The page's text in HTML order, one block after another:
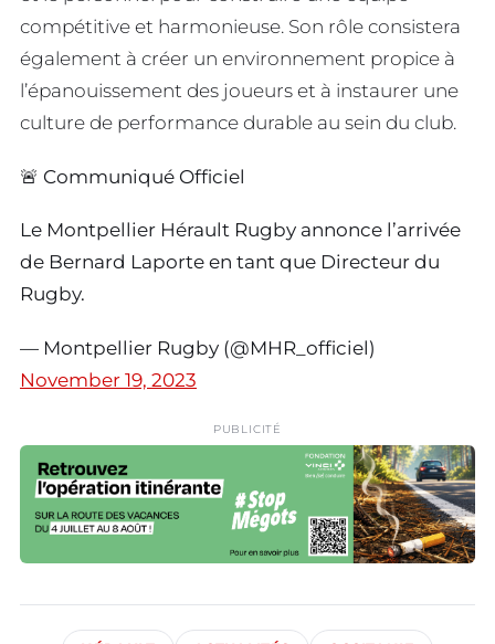
compétitive et harmonieuse. Son rôle consistera
également à créer un environnement propice à
l’épanouissement des joueurs et à instaurer une
culture de performance durable au sein du club.
🚨 Communiqué Officiel
Le Montpellier Hérault Rugby annonce l’arrivée
de Bernard Laporte en tant que Directeur du
Rugby.
— Montpellier Rugby (@MHR_officiel)
November 19, 2023
PUBLICITÉ